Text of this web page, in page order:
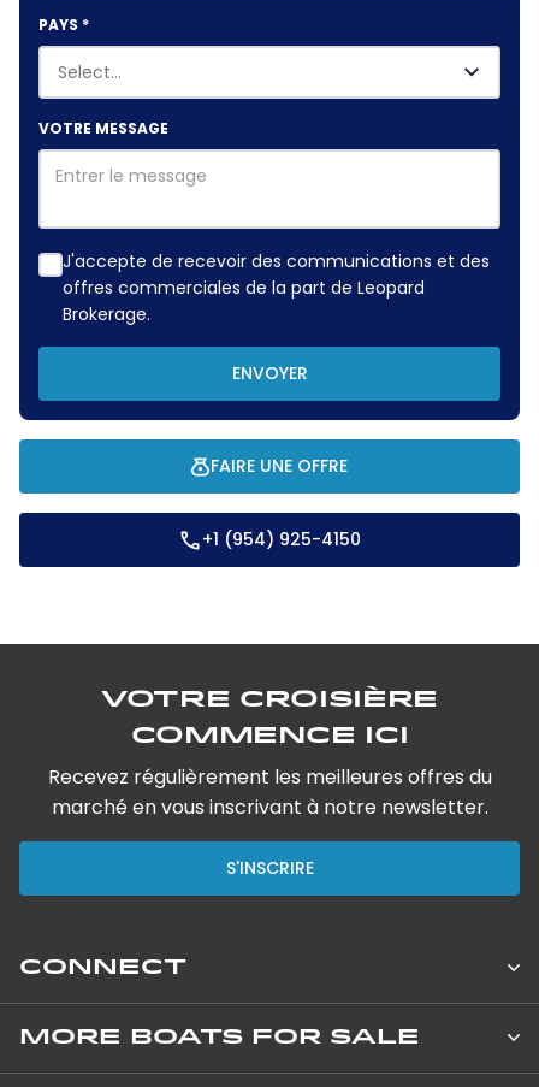
PAYS *
VOTRE MESSAGE
J'accepte de recevoir des communications et des
offres commerciales de la part de Leopard
Brokerage.
ENVOYER
FAIRE UNE OFFRE
+1 (954) 925-4150
Votre croisière
commence ici
Recevez régulièrement les meilleures offres du
marché en vous inscrivant à notre newsletter.
S'INSCRIRE
CONNECT
Leopard Catamarans Brokerage
MORE BOATS FOR SALE